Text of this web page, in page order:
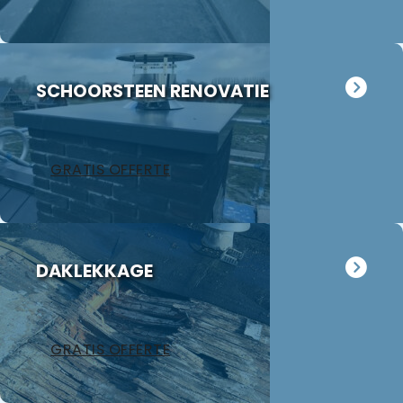
uitgevoerd
opviel, alle
afval werd
SCHOORSTEEN RENOVATIE
GRATIS OFFERTE
DAKLEKKAGE
GRATIS OFFERTE